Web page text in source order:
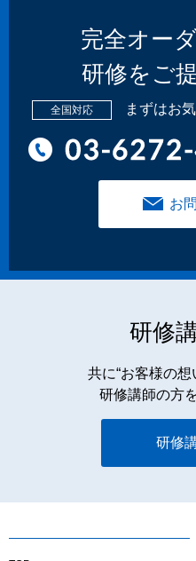
完全オー
研修をご
全国対応 まずはお
お
研修
共に“お客様の
研修講師の方
研修